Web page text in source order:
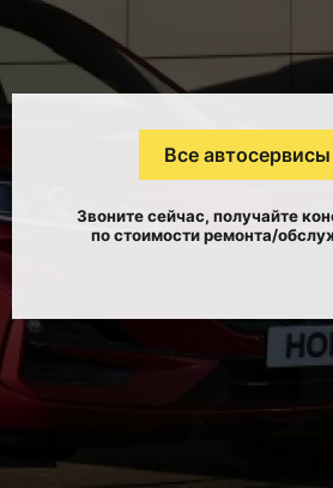
Все автосервисы
Звоните сейчас, получайте
по стоимости ремонта/